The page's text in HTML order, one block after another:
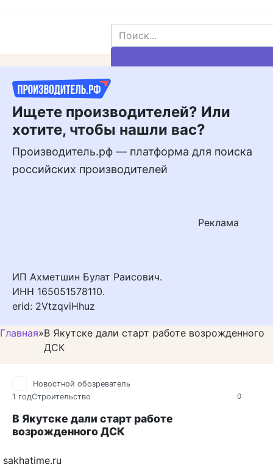
Подписывайтесь
на нас в MAX
Ищете производителей? Или
хотите, чтобы нашли вас?
Производитель.рф — платформа для поиска
российских производителей
Реклама
ИП Ахметшин Булат Раисович.
ИНН 165051578110.
erid: 2VtzqviHhuz
Главная»В Якутске дали старт работе возрожденного
ДСК
0
Новостной обозреватель
1 годСтроительство
В Якутске дали старт работе
возрожденного ДСК
sakhatime.ru